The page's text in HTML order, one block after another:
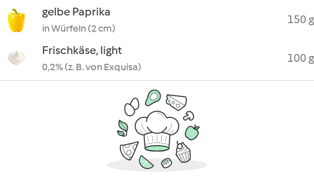
gelbe Paprika
in Würfeln (2 cm)
150 g
Frischkäse, light
0,2% (z. B. von Exquisa)
100 g